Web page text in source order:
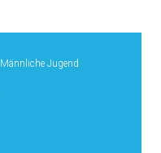
Männliche Jugend